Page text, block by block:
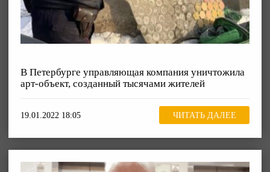
В Петербурге управляющая компания уничтожила
арт-объект, созданный тысячами жителей
19.01.2022 18:05 ЧИТАТЬ ДАЛЕЕ